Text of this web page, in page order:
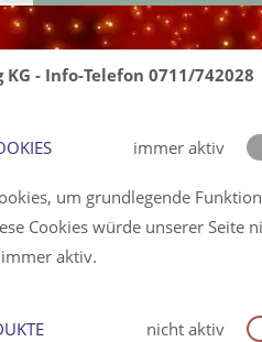
- Info-Telefon 0711/742028
immer aktiv
um grundlegende
Cookies würde unserer Seite
aktiv.
nicht aktiv